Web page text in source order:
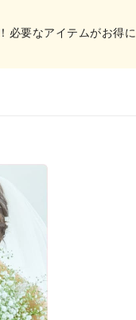
必要なアイテムがお得に